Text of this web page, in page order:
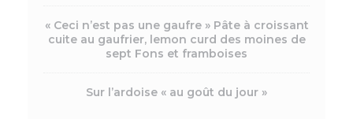
« Ceci n’est pas une gaufre » Pâte à croissant
cuite au gaufrier, lemon curd des moines de
sept Fons et framboises
Sur l’ardoise « au goût du jour »